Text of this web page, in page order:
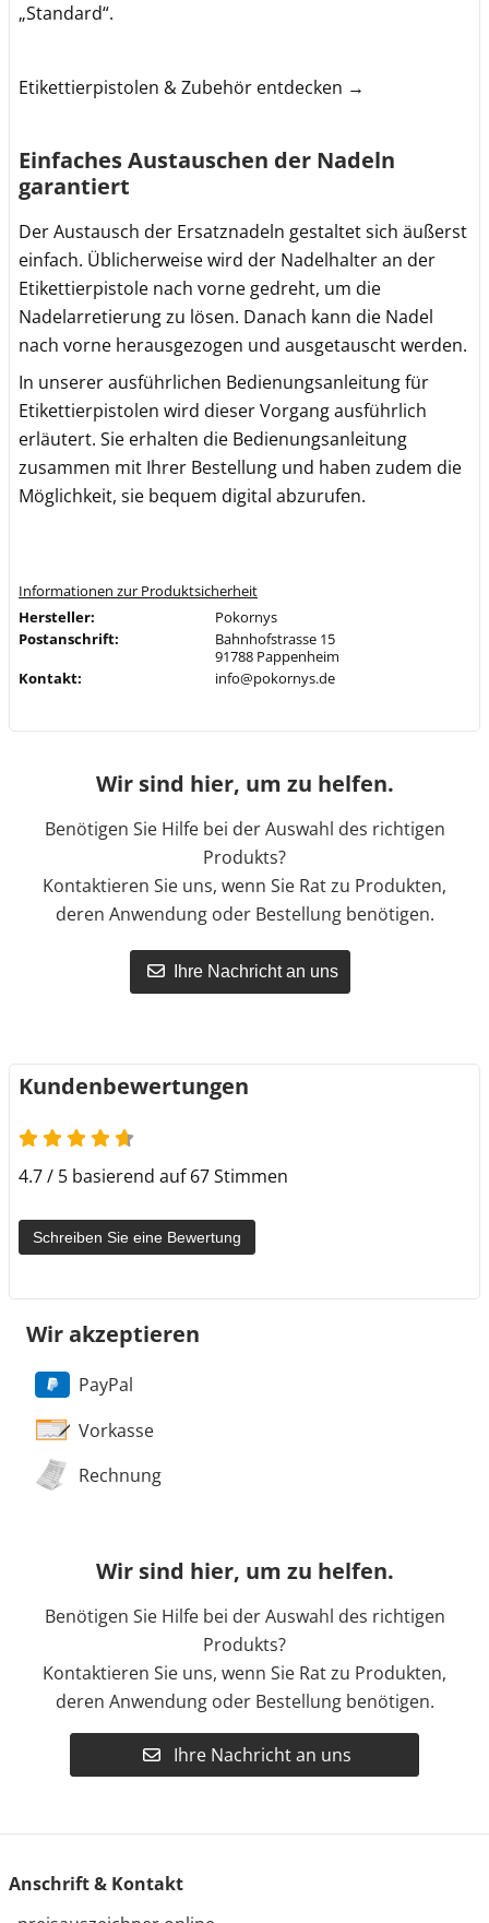
„Standard“.
Etikettierpistolen & Zubehör entdecken →
Einfaches Austauschen der Nadeln
garantiert
Der Austausch der Ersatznadeln gestaltet sich äußerst
einfach. Üblicherweise wird der Nadelhalter an der
Etikettierpistole nach vorne gedreht, um die
Nadelarretierung zu lösen. Danach kann die Nadel
nach vorne herausgezogen und ausgetauscht werden.
In unserer ausführlichen Bedienungsanleitung für
Etikettierpistolen wird dieser Vorgang ausführlich
erläutert. Sie erhalten die Bedienungsanleitung
zusammen mit Ihrer Bestellung und haben zudem die
Möglichkeit, sie bequem digital abzurufen.
Informationen zur Produktsicherheit
Hersteller:
Pokornys
Postanschrift:
Bahnhofstrasse 15
91788 Pappenheim
Kontakt:
info@pokornys.de
Wir sind hier, um zu helfen.
Benötigen Sie Hilfe bei der Auswahl des richtigen
Produkts?
Kontaktieren Sie uns, wenn Sie Rat zu Produkten,
deren Anwendung oder Bestellung benötigen.
Ihre Nachricht an uns
Kundenbewertungen
4.7 von 5
4.7 / 5 basierend auf 67 Stimmen
Schreiben Sie eine Bewertung
Wir akzeptieren
PayPal
Vorkasse
Rechnung
Wir sind hier, um zu helfen.
Benötigen Sie Hilfe bei der Auswahl des richtigen
Produkts?
Kontaktieren Sie uns, wenn Sie Rat zu Produkten,
deren Anwendung oder Bestellung benötigen.
Ihre Nachricht an uns
Anschrift & Kontakt